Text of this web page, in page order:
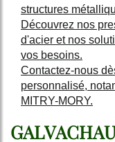
structures
Découvrez nos
d'acier et nos
vos besoins.
Contactez-nous
personnalisé,
MITRY-MORY.